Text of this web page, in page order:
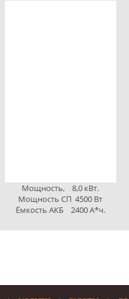
Мощность, 8,0 кВт.
Мощность СП 4500 Вт
Ёмкость АКБ 2400 А*ч.